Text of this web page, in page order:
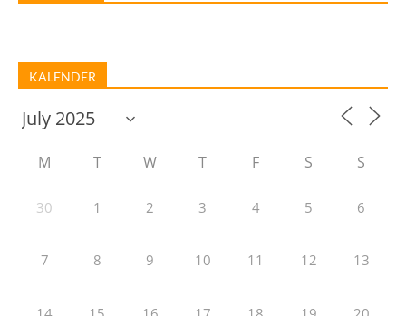
KALENDER
M T W T F S S
30 1 2 3 4 5 6
7 8 9 10 11 12 13